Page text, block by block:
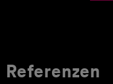
Referenzen